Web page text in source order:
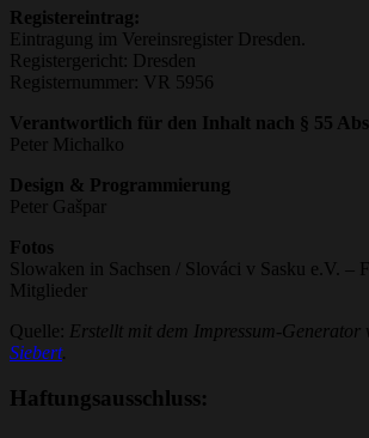
Registereintrag:
Eintragung im Vereinsregister Dresden.
Registergericht: Dresden
Registernummer: VR 5956
Verantwortlich für den Inhalt nach § 55
Peter Michalko
Design & Programmierung
Peter Gašpar
Fotos
Slowaken in Sachsen / Slováci v Sasku e.V. –
Mitglieder
Quelle: Erstellt mit dem Impressum-Generator
Siebert.
Haftungsausschluss: